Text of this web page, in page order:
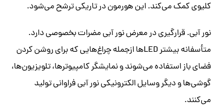
کلیوی کمک می‌کند. این هورمون در تاریکی ترشح می‌شود.
نور آبی. قرارگیری در معرض نور آبی مضرات بخصوصی دارد.
متأسفانه بیشتر LEDها ازجمله چراغ‌هایی که برای روشن کردن
فضای باز استفاده می‌شوند و نمایشگر کامپیوترها، تلویزیون‌ها،
گوشی‌ها و دیگر وسایل الکترونیکی نور آبی فراوانی تولید
می‌کنند.